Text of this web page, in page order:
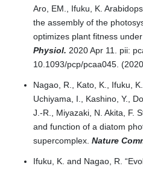
Aro, EM., Ifuku, K.
the assembly of the
optimizes plant fitness
Physiol. 2020 Apr 11. pii:
10.1093/pcp/pcaa045.
Nagao, R., Kato, K., Ifuku,
Uchiyama, I., Kashino, Y.,
J.-R., Miyazaki, N. Akita, F.
and function of a diatom
supercomplex. Nature
Ifuku, K. and Nagao, R.